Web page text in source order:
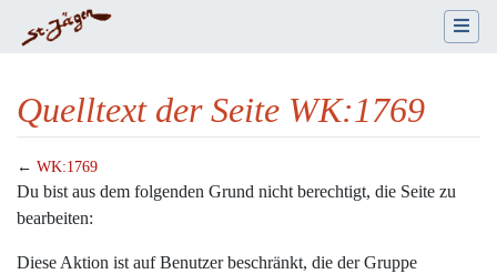
Quelltext der Seite WK:1769
← WK:1769
Wechseln zu:Navigation,Suche
Du bist aus dem folgenden Grund nicht berechtigt, die Seite zu
bearbeiten:
Diese Aktion ist auf Benutzer beschränkt, die der Gruppe